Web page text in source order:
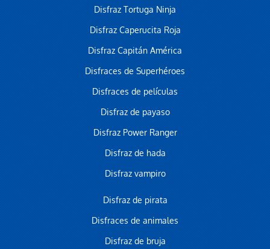
Disfraz Tortuga Ninja
Disfraz Caperucita Roja
Disfraz Capitán América
Disfraces de Superhéroes
Disfraces de películas
Disfraz de payaso
Disfraz Power Ranger
Disfraz de hada
Disfraz vampiro
Disfraz de pirata
Disfraces de animales
Disfraz de bruja